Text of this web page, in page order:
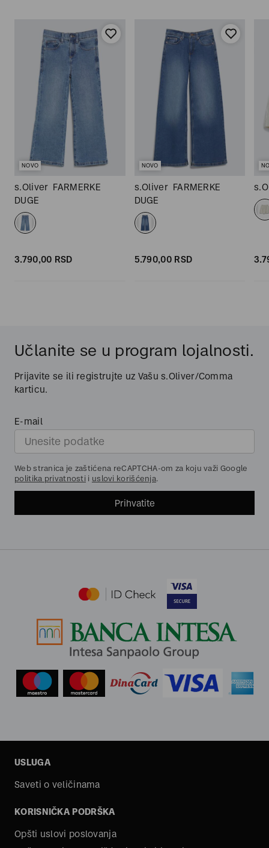
NOVO
s.Oliver FARMERKE
DUGE
3.790,00 RSD
NOVO
s.Oliver FARMERKE
DUGE
5.790,00 RSD
Učlanite se u program lojalnosti.
Prijavite se ili registrujte uz Vašu s.Oliver/Comma
karticu.
E-mail
Web stranica je zaštićena reCAPTCHA-om za koju važi Google
politika privatnosti i uslovi korišćenja.
Prihvatite
USLUGA
Saveti o veličinama
KORISNIČKA PODRŠKA
Opšti uslovi poslovanja